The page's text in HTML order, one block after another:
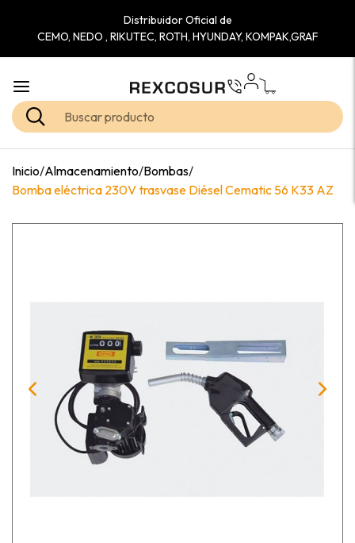
Distribuidor Oficial de
CEMO, NEDO , RIKUTEC, ROTH, HYUNDAY, KOMPAK,GRAF
Inicio/Almacenamiento/Bombas/
Bomba eléctrica 230V trasvase Diésel Cematic 56 K33 AZ